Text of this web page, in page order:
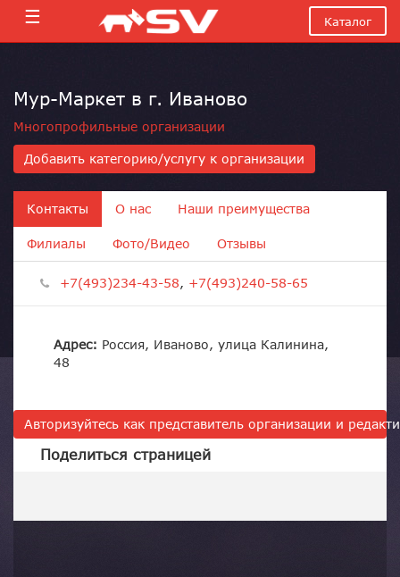
☰ Каталог
Мур-Маркет в г. Иваново
Многопрофильные организации
Добавить категорию/услугу к организации
Контакты О нас Наши преимущества
Филиалы Фото/Видео Отзывы
+7(493)234-43-58, +7(493)240-58-65
Адрес: Россия, Иваново, улица Калинина,
48
Авторизуйтесь как представитель организации и
Поделиться страницей